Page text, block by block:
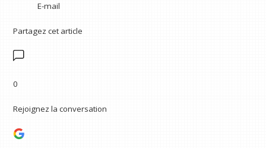
E-mail
Partagez cet article
0
Rejoignez la conversation